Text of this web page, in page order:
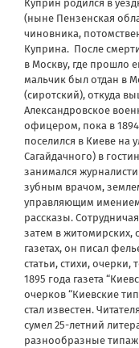
Куприн родился в
(ныне Пензенская
чиновника,
Куприна. После
в Москву, где прошло
мальчик был отдан в
(сиротский), откуда
Александровское
офицером, пока в 1894
поселился в Киеве на
Сагайдачного) в
занимался
зубным врачом,
управляющим
рассказы.
затем в житомирских,
газетах, он писал
статьи, стихи,
1895 года газета
очерков “Киевские
стал известен.
сумел 25-летний
разнообразные